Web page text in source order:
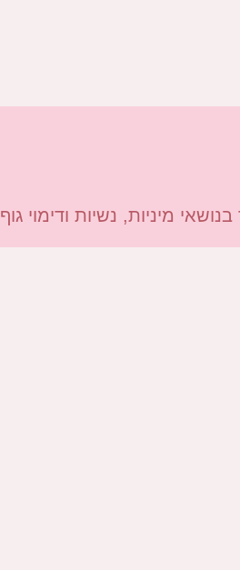
מיניות, נשיות ודימוי גוף